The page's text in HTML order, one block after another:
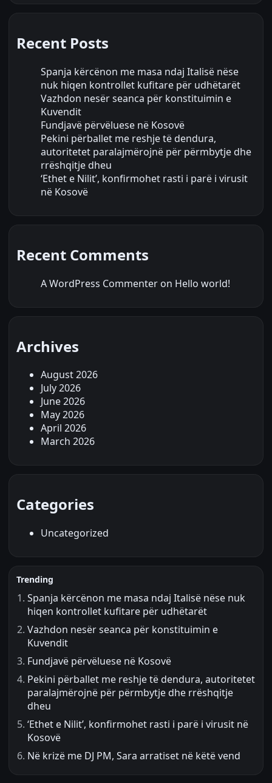
Recent Posts
Spanja kërcënon me masa ndaj Italisë nëse
nuk hiqen kontrollet kufitare për udhëtarët
Vazhdon nesër seanca për konstituimin e
Kuvendit
Fundjavë përvëluese në Kosovë
Pekini përballet me reshje të dendura,
autoritetet paralajmërojnë për përmbytje dhe
rrëshqitje dheu
‘Ethet e Nilit’, konfirmohet rasti i parë i virusit
në Kosovë
Recent Comments
A WordPress Commenter on Hello world!
Archives
August 2026
July 2026
June 2026
May 2026
April 2026
March 2026
Categories
Uncategorized
Trending
Spanja kërcënon me masa ndaj Italisë nëse nuk
hiqen kontrollet kufitare për udhëtarët
Vazhdon nesër seanca për konstituimin e
Kuvendit
Fundjavë përvëluese në Kosovë
Pekini përballet me reshje të dendura, autoritetet
paralajmërojnë për përmbytje dhe rrëshqitje
dheu
‘Ethet e Nilit’, konfirmohet rasti i parë i virusit në
Kosovë
Në krizë me DJ PM, Sara arratiset në këtë vend